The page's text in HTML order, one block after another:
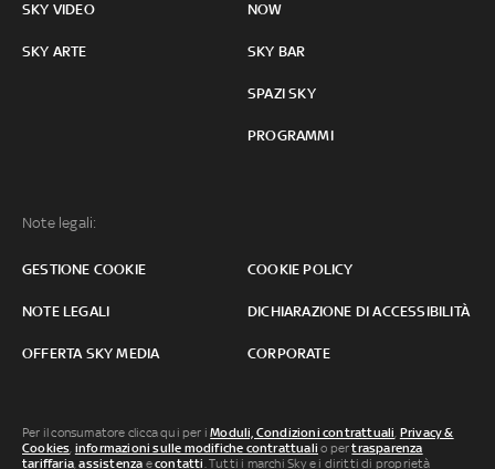
SKY VIDEO
SKY ARTE
NOW
SKY BAR
SPAZI SKY
PROGRAMMI
Note legali:
GESTIONE COOKIE COOKIE POLICY
NOTE LEGALI DICHIARAZIONE DI ACCESSIBILITÀ
OFFERTA SKY MEDIA CORPORATE
Per il consumatore clicca qui per iModuli, Condizioni contrattuali, Privacy &
Cookies, informazioni sulle modifiche contrattuali o pertrasparenza
tariffaria,assistenza econtatti. Tutti i marchi Sky e i diritti di proprietà